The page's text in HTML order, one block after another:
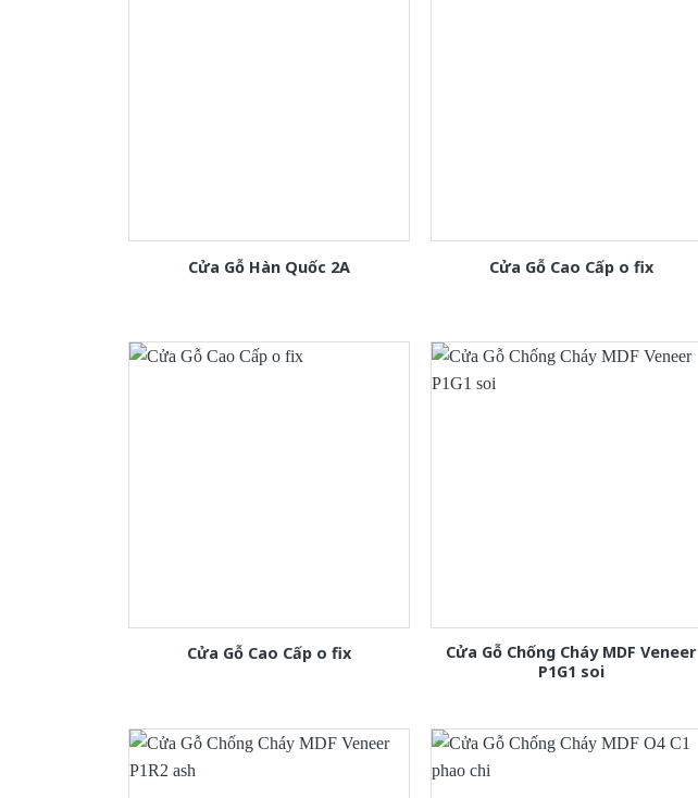
Cửa Gỗ Hàn Quốc 2A Cửa Gỗ Cao Cấp o fix
Cửa Gỗ Cao Cấp o fix
Cửa Gỗ Chống Cháy MDF Veneer
P1G1 soi